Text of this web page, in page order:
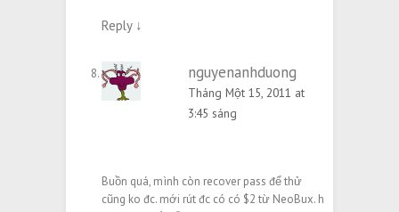
Reply ↓
nguyenanhduong
Tháng Một 15, 2011 at
3:45 sáng
Buồn quá, mình còn recover pass để thử
cũng ko đc. mới rút đc có có $2 từ NeoBux. h